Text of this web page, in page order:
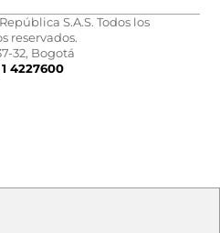
S.A.S. Todos los
reservados.
32, Bogotá
4227600